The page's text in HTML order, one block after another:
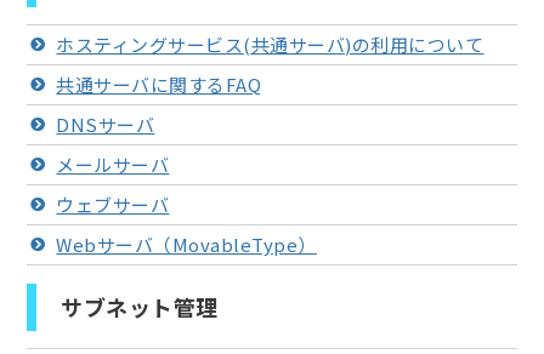
ホスティングサービス(共通サーバ)の利用について
共通サーバに関するFAQ
DNSサーバ
メールサーバ
ウェブサーバ
Webサーバ（MovableType）
サブネット管理